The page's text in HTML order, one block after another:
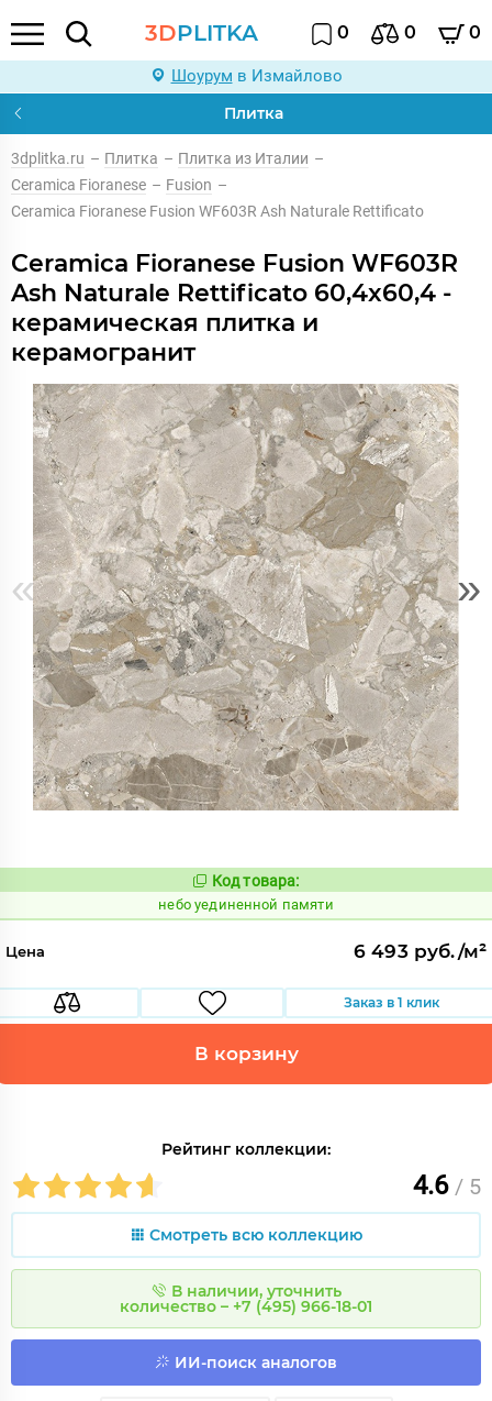
3DPLITKA 0 0 0
Шоурум в Измайлово
Плитка
3dplitka.ru – Плитка – Плитка из Италии –
Ceramica Fioranese – Fusion –
Ceramica Fioranese Fusion WF603R Ash Naturale Rettificato
Ceramica Fioranese Fusion WF603R
Ash Naturale Rettificato 60,4x60,4 -
керамическая плитка и
керамогранит
« »
Код:
1122943
Код товара:
небо уединенной памяти
Цена 6 493 руб./м²
Заказ в 1 клик
В корзину
Рейтинг коллекции:
4.6 / 5
Смотреть всю коллекцию
В наличии, уточнить
количество – +7 (495) 966-18-01
ИИ-поиск аналогов